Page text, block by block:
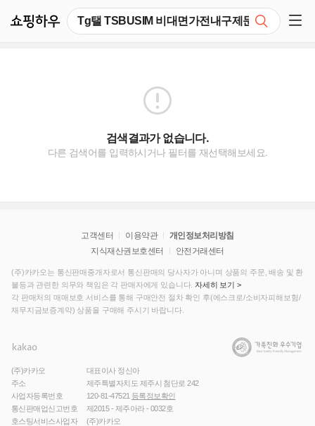
검색결과가 없습니다.
다른 검색어를 입력하시거나 필터를 재선택해보세요.
고객센터 이용약관
개인정보처리방침
지식재산권보호센터
안전거래센터
(주)카카오는 통신판매중개자로서 통신판매의 당사자가 아니며 상품의 주문, 배송 및 환
불등과 관련한 의무와 책임은 각 판매자에게 있습니다. 자세히 보기 >
각 판매처의 매매보호 서비스를 통해 구매안전 절차 확인 후(에스크로/소비자피해보험/
재무지금보증계약) 상품을 구매해 주시기 바랍니다.
(주)카카오
대표이사 정신아
주소
제주특별자치도 제주시 첨단로 242
사업자등록번호
120-81-47521 등록정보확인
통신판매업신고번호
제2015 - 제주아라 - 0032호
호스팅서비스사업자
(주)카카오